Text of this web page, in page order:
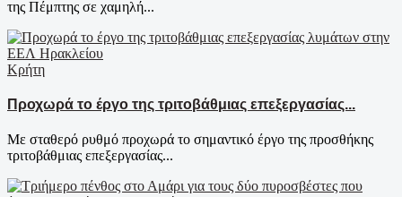
της Πέμπτης σε χαμηλή...
Κρήτη
Προχωρά το έργο της τριτοβάθμιας επεξεργασίας...
Με σταθερό ρυθμό προχωρά το σημαντικό έργο της προσθήκης
τριτοβάθμιας επεξεργασίας...